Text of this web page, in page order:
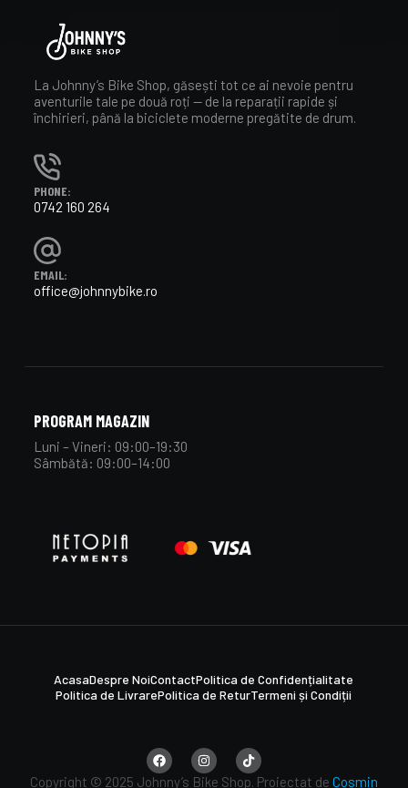
La Johnny’s Bike Shop, găsești tot ce ai nevoie pentru
aventurile tale pe două roți — de la reparații rapide și
închirieri, până la biciclete moderne pregătite de drum.
PHONE:
0742 160 264
EMAIL:
office@johnnybike.ro
PROGRAM MAGAZIN
Luni – Vineri: 09:00–19:30
Sâmbătă: 09:00–14:00
AcasaDespre NoiContactPolitica de Confidențialitate
Politica de LivrarePolitica de ReturTermeni și Condiții
Copyright © 2025 Johnny’s Bike Shop. Proiectat de Cosmin